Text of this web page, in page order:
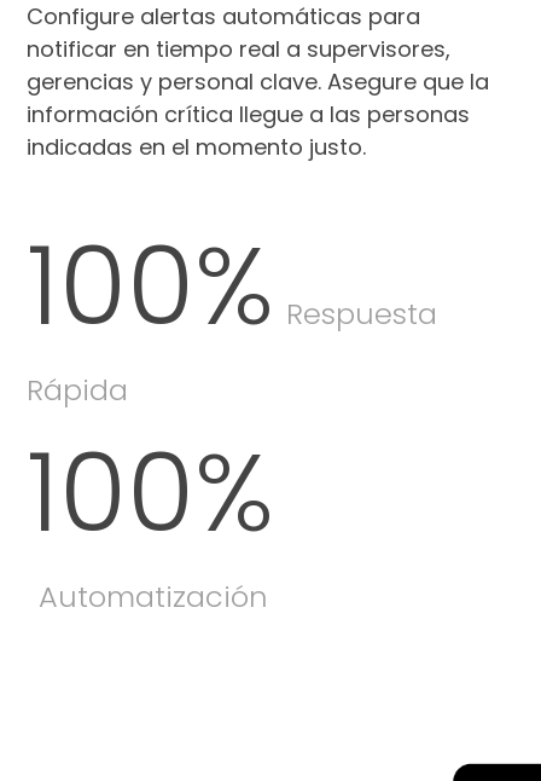
Configure alertas automáticas para
notificar en tiempo real a supervisores,
gerencias y personal clave. Asegure que la
información crítica llegue a las personas
indicadas en el momento justo.
100% Respuesta
Rápida
100%
Automatización